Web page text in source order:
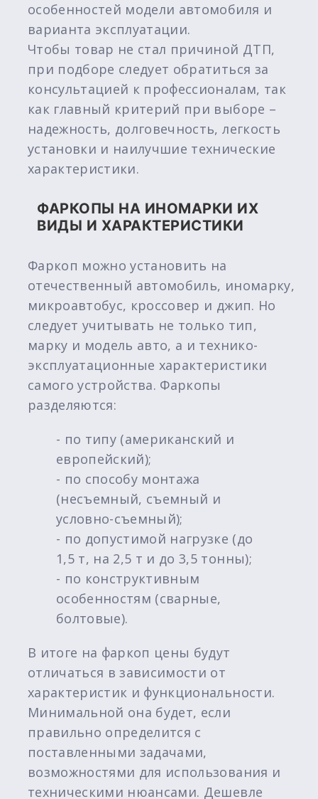
особенностей модели автомобиля и
варианта эксплуатации.
Чтобы товар не стал причиной ДТП,
при подборе следует обратиться за
консультацией к профессионалам, так
как главный критерий при выборе –
надежность, долговечность, легкость
установки и наилучшие технические
характеристики.
ФАРКОПЫ НА ИНОМАРКИ ИХ
ВИДЫ И ХАРАКТЕРИСТИКИ
Фаркоп можно установить на
отечественный автомобиль, иномарку,
микроавтобус, кроссовер и джип. Но
следует учитывать не только тип,
марку и модель авто, а и технико-
эксплуатационные характеристики
самого устройства. Фаркопы
разделяются:
- по типу (американский и
европейский);
- по способу монтажа
(несъемный, съемный и
условно-съемный);
- по допустимой нагрузке (до
1,5 т, на 2,5 т и до 3,5 тонны);
- по конструктивным
особенностям (сварные,
болтовые).
В итоге на фаркоп цены будут
отличаться в зависимости от
характеристик и функциональности.
Минимальной она будет, если
правильно определится с
поставленными задачами,
возможностями для использования и
техническими нюансами. Дешевле